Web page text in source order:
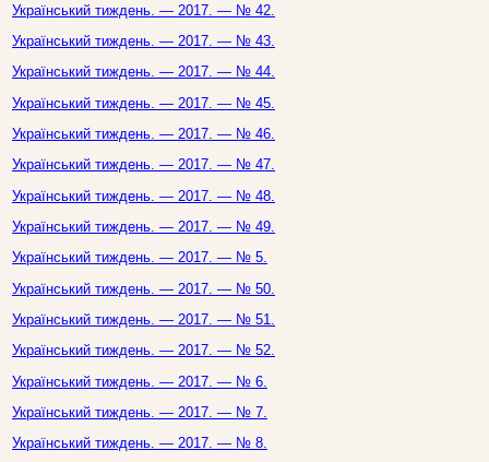
Український тиждень. — 2017. — № 42.
Український тиждень. — 2017. — № 43.
Український тиждень. — 2017. — № 44.
Український тиждень. — 2017. — № 45.
Український тиждень. — 2017. — № 46.
Український тиждень. — 2017. — № 47.
Український тиждень. — 2017. — № 48.
Український тиждень. — 2017. — № 49.
Український тиждень. — 2017. — № 5.
Український тиждень. — 2017. — № 50.
Український тиждень. — 2017. — № 51.
Український тиждень. — 2017. — № 52.
Український тиждень. — 2017. — № 6.
Український тиждень. — 2017. — № 7.
Український тиждень. — 2017. — № 8.